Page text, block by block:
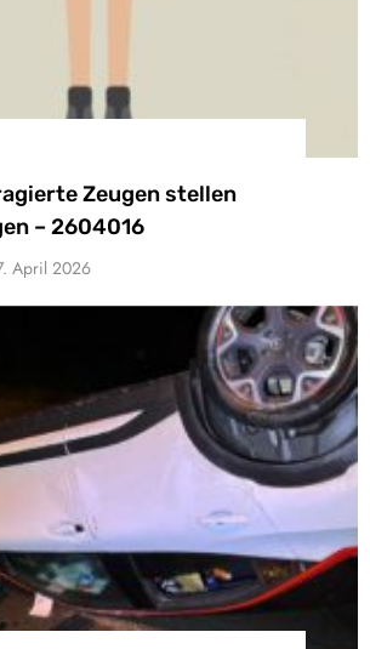
Zeugen stellen
– 2604016
April 2026